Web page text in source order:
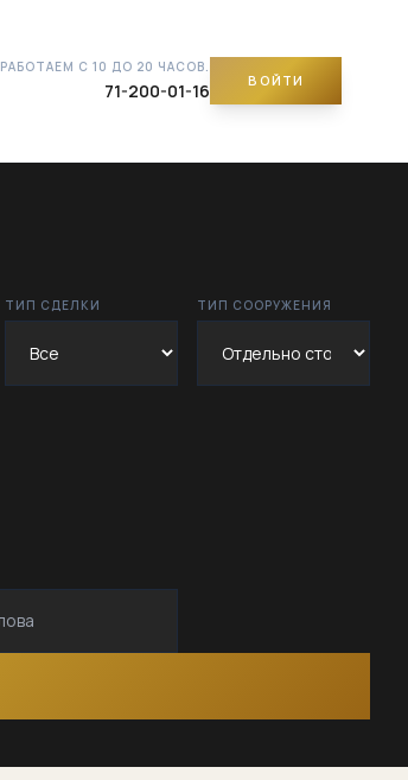
РАБОТАЕМ С 10 ДО 20 ЧАСОВ.
71-200-01-16 ВОЙТИ
ТИП СДЕЛКИ ТИП СООРУЖЕНИЯ